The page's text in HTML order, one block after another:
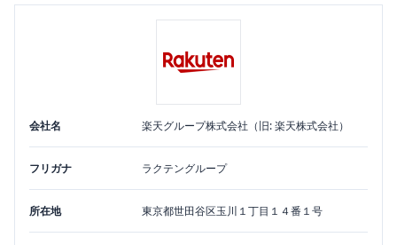
会社名 楽天グループ株式会社（旧: 楽天株式会社）
フリガナ ラクテングループ
所在地 東京都世田谷区玉川１丁目１４番１号